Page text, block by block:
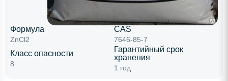
Формула
ZnCl2
CAS
7646-85-7
Класс опасности
8
Гарантийный срок
хранения
1 год